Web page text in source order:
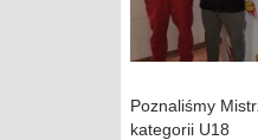
Poznaliśmy
kategorii U18